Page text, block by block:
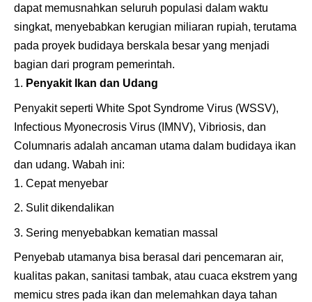
dapat memusnahkan seluruh populasi dalam waktu
singkat, menyebabkan kerugian miliaran rupiah, terutama
pada proyek budidaya berskala besar yang menjadi
bagian dari program pemerintah.
Penyakit Ikan dan Udang
Penyakit seperti White Spot Syndrome Virus (WSSV),
Infectious Myonecrosis Virus (IMNV), Vibriosis, dan
Columnaris adalah ancaman utama dalam budidaya ikan
dan udang. Wabah ini:
Cepat menyebar
Sulit dikendalikan
Sering menyebabkan kematian massal
Penyebab utamanya bisa berasal dari pencemaran air,
kualitas pakan, sanitasi tambak, atau cuaca ekstrem yang
memicu stres pada ikan dan melemahkan daya tahan